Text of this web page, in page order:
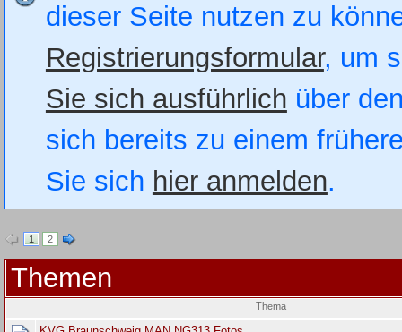
dieser Seite nutzen zu
Registrierungsformular, um
Sie sich ausführlich über
sich bereits zu einem
Sie sich hier anmelden.
1 2
Themen
Thema